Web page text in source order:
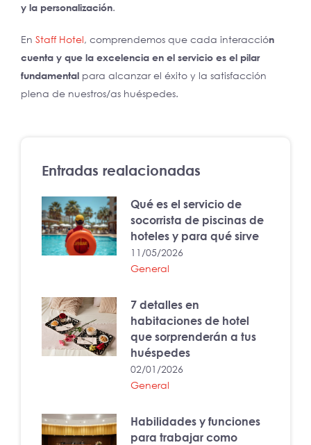
y la personalización.
En Staff Hotel, comprendemos que cada interacción
cuenta y que la excelencia en el servicio es el pilar
fundamental para alcanzar el éxito y la satisfacción
plena de nuestros/as huéspedes.
Entradas realacionadas
Qué es el servicio de
socorrista de piscinas de
hoteles y para qué sirve
11/05/2026
General
7 detalles en
habitaciones de hotel
que sorprenderán a tus
huéspedes
02/01/2026
General
Habilidades y funciones
para trabajar como